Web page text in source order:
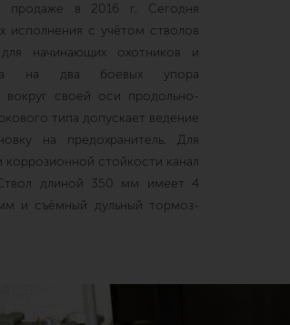
продаже в 2016 г. Сегодня
исполнения с учётом стволов
начинающих охотников и
на два боевых упора
вокруг своей оси продольно-
типа допускает ведение
на предохранитель. Для
стойкости канал
длиной 350 мм имеет 4
и съёмный дульный тормоз-